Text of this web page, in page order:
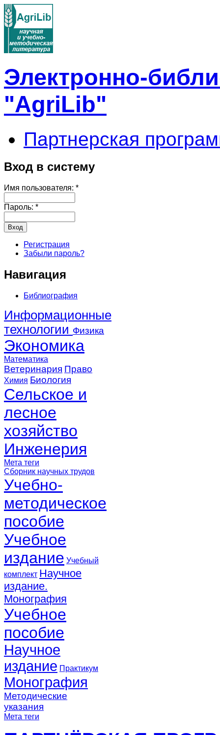
Электронно-
"AgriLib"
Партнерская
Вход в систему
Имя пользователя: *
Пароль: *
Регистрация
Забыли пароль?
Навигация
Библиография
Информационные
технологии Физика
Экономика
Математика
Ветеринария Право
Химия Биология
Сельское и
лесное
хозяйство
Инженерия
Мета теги
Сборник научных трудов
Учебно-
методическое
пособие
Учебное
издание Учебный
комплект Научное
издание.
Монография
Учебное
пособие
Научное
издание Практикум
Монография
Методические
указания
Мета теги